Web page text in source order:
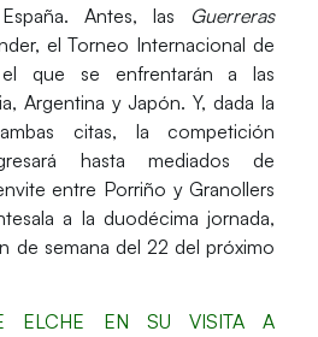
Antes,las Guerreras
el Torneo Internacional de
que se enfrentarán a las
Argentina y Japón.Y, dada la
citas, la competición
hasta mediados de
entre Porriño y Granollers
a la duodécima jornada,
de semana del 22 del próximo
ELCHE EN SU VISITA A